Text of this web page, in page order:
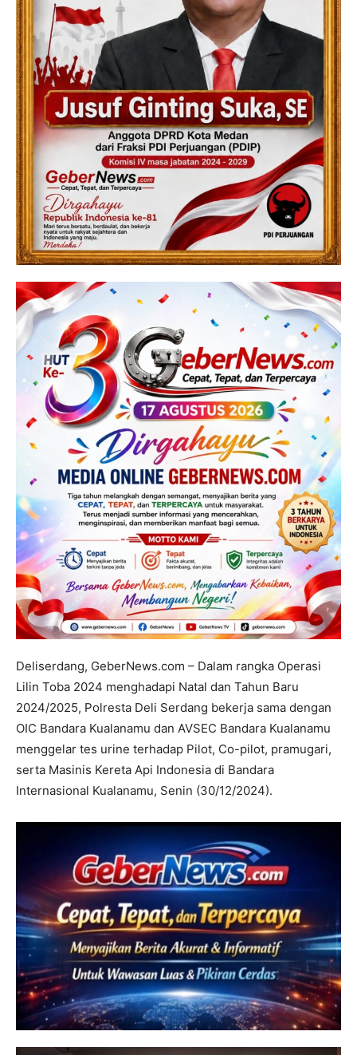
Deliserdang, GeberNews.com – Dalam rangka Operasi
Lilin Toba 2024 menghadapi Natal dan Tahun Baru
2024/2025, Polresta Deli Serdang bekerja sama dengan
OIC Bandara Kualanamu dan AVSEC Bandara Kualanamu
menggelar tes urine terhadap Pilot, Co-pilot, pramugari,
serta Masinis Kereta Api Indonesia di Bandara
Internasional Kualanamu, Senin (30/12/2024).